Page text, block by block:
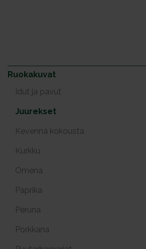
Ruokakuvat
Idut ja pavut
Juurekset
Kevennä kokousta
Kurkku
Omena
Paprika
Peruna
Porkkana